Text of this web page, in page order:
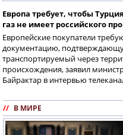
Европа требует, чтобы
газ не имеет российского
Европейские покупатели
документацию,
транспортируемый через
происхождения, заявил
Байрактар в интервью
// В МИРЕ